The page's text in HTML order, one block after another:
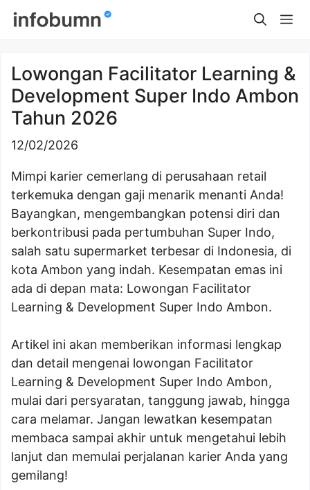
Skip
Lowongan Facilitator Learning &
Development Super Indo Ambon
Tahun 2026
12/02/2026
Mimpi karier cemerlang di perusahaan retail
terkemuka dengan gaji menarik menanti Anda!
Bayangkan, mengembangkan potensi diri dan
berkontribusi pada pertumbuhan Super Indo,
salah satu supermarket terbesar di Indonesia, di
kota Ambon yang indah. Kesempatan emas ini
ada di depan mata: Lowongan Facilitator
Learning & Development Super Indo Ambon.
Artikel ini akan memberikan informasi lengkap
dan detail mengenai lowongan Facilitator
Learning & Development Super Indo Ambon,
mulai dari persyaratan, tanggung jawab, hingga
cara melamar. Jangan lewatkan kesempatan
membaca sampai akhir untuk mengetahui lebih
lanjut dan memulai perjalanan karier Anda yang
gemilang!